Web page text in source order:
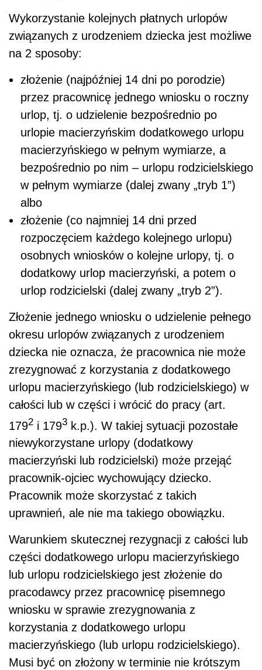
Wykorzystanie kolejnych płatnych urlopów
związanych z urodzeniem dziecka jest możliwe
na 2 sposoby:
złożenie (najpóźniej 14 dni po porodzie)
przez pracownicę jednego wniosku o roczny
urlop, tj. o udzielenie bezpośrednio po
urlopie macierzyńskim dodatkowego urlopu
macierzyńskiego w pełnym wymiarze, a
bezpośrednio po nim – urlopu rodzicielskiego
w pełnym wymiarze (dalej zwany „tryb 1”)
albo
złożenie (co najmniej 14 dni przed
rozpoczęciem każdego kolejnego urlopu)
osobnych wniosków o kolejne urlopy, tj. o
dodatkowy urlop macierzyński, a potem o
urlop rodzicielski (dalej zwany „tryb 2”).
Złożenie jednego wniosku o udzielenie pełnego
okresu urlopów związanych z urodzeniem
dziecka nie oznacza, że pracownica nie może
zrezygnować z korzystania z dodatkowego
urlopu macierzyńskiego (lub rodzicielskiego) w
całości lub w części i wrócić do pracy (art.
1792 i 1793 k.p.). W takiej sytuacji pozostałe
niewykorzystane urlopy (dodatkowy
macierzyński lub rodzicielski) może przejąć
pracownik-ojciec wychowujący dziecko.
Pracownik może skorzystać z takich
uprawnień, ale nie ma takiego obowiązku.
Warunkiem skutecznej rezygnacji z całości lub
części dodatkowego urlopu macierzyńskiego
lub urlopu rodzicielskiego jest złożenie do
pracodawcy przez pracownicę pisemnego
wniosku w sprawie zrezygnowania z
korzystania z dodatkowego urlopu
macierzyńskiego (lub urlopu rodzicielskiego).
Musi być on złożony w terminie nie krótszym